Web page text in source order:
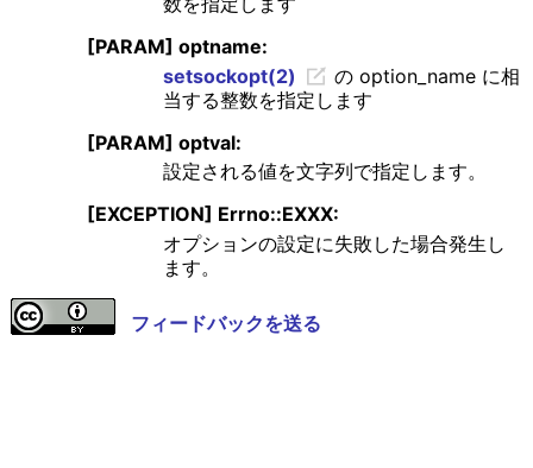
[PARAM] optname:
setsockopt(2)
の option_name に相
当する整数を指定します
[PARAM] optval:
設定される値を文字列で指定します。
[EXCEPTION] Errno::EXXX:
オプションの設定に失敗した場合発生し
ます。
フィードバックを送る